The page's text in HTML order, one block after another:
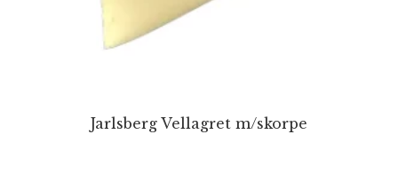
Jarlsberg Vellagret m/skorpe